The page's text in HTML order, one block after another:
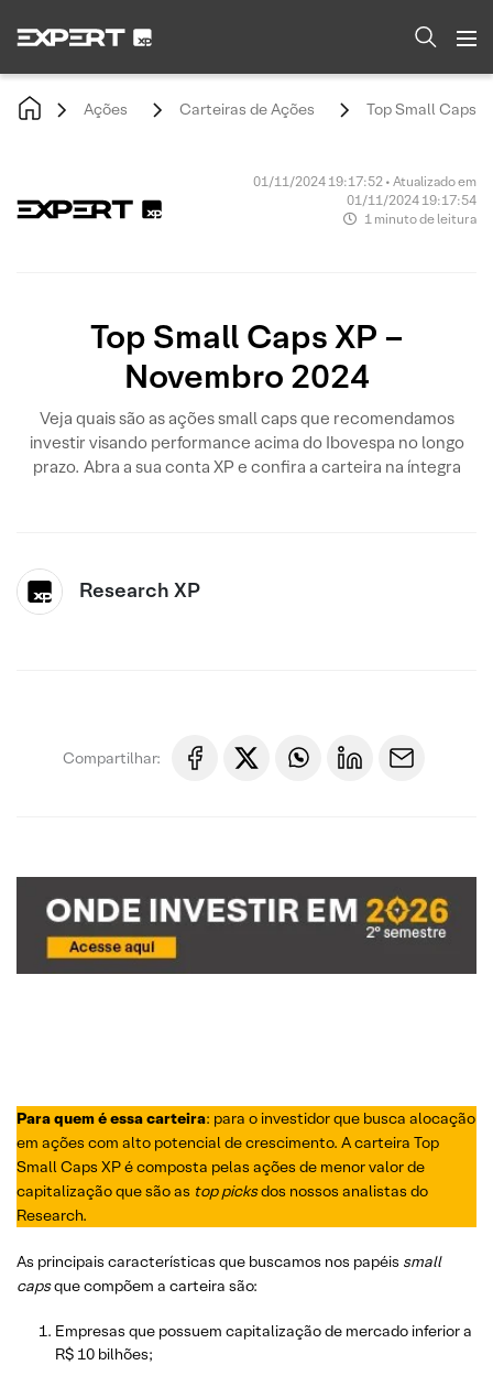
Ações Carteiras de Ações Top Small Caps
01/11/2024 19:17:52 • Atualizado em
01/11/2024 19:17:54
1 minuto de leitura
Top Small Caps XP –
Novembro 2024
Veja quais são as ações small caps que recomendamos
investir visando performance acima do Ibovespa no longo
prazo. Abra a sua conta XP e confira a carteira na íntegra
Research XP
Compartilhar:
Para quem é essa carteira: para o investidor que busca alocação
em ações com alto potencial de crescimento. A carteira Top
Small Caps XP é composta pelas ações de menor valor de
capitalização que são as top picksdos nossos analistas do
Research.
As principais características que buscamos nos papéis small
capsque compõem a carteira são:
Empresas que possuem capitalização de mercado inferior a
R$ 10 bilhões;